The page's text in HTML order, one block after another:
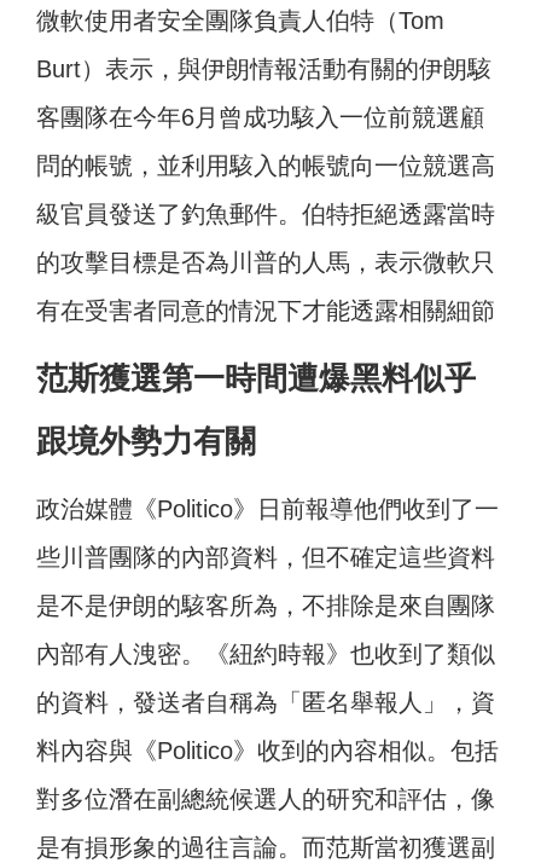
微軟使用者安全團隊負責人伯特（Tom
Burt）表示，與伊朗情報活動有關的伊朗駭
客團隊在今年6月曾成功駭入一位前競選顧
問的帳號，並利用駭入的帳號向一位競選高
級官員發送了釣魚郵件。伯特拒絕透露當時
的攻擊目標是否為川普的人馬，表示微軟只
有在受害者同意的情況下才能透露相關細節
范斯獲選第一時間遭爆黑料似乎
跟境外勢力有關
政治媒體《Politico》日前報導他們收到了一
些川普團隊的內部資料，但不確定這些資料
是不是伊朗的駭客所為，不排除是來自團隊
內部有人洩密。《紐約時報》也收到了類似
的資料，發送者自稱為「匿名舉報人」，資
料內容與《Politico》收到的內容相似。包括
對多位潛在副總統候選人的研究和評估，像
是有損形象的過往言論。而范斯當初獲選副